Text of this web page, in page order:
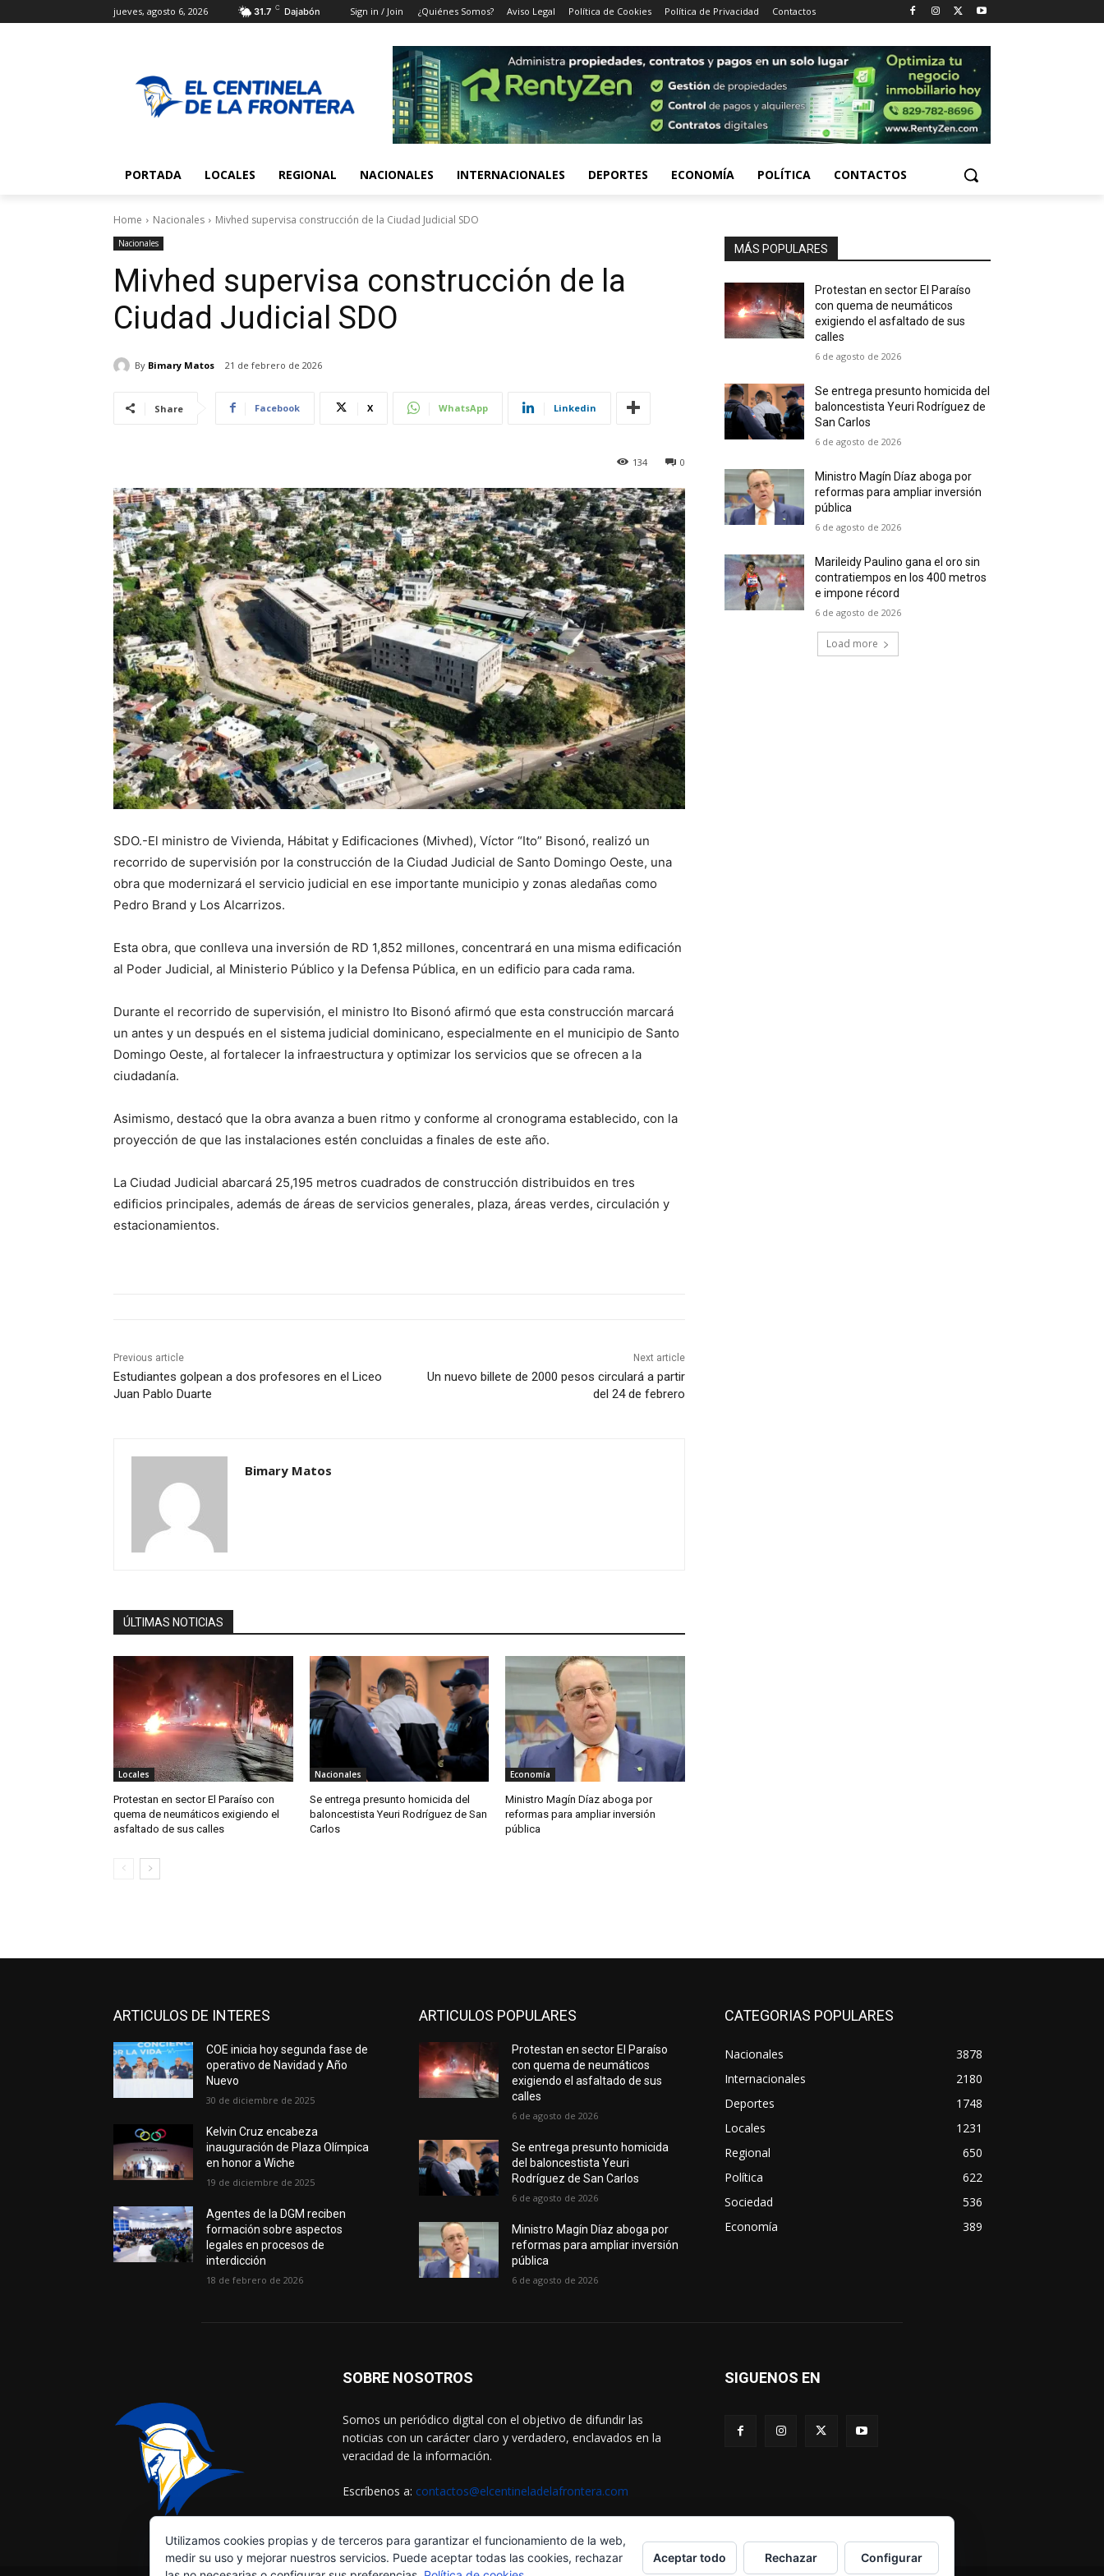
jueves, agosto 6, 2026 31.7 C Dajabón Sign in / Join ¿Quiénes Somos? Aviso Legal Política de Cookies Política de Privacidad Contactos
PORTADA LOCALES REGIONAL NACIONALES INTERNACIONALES DEPORTES ECONOMÍA POLÍTICA CONTACTOS
Home Nacionales Mivhed supervisa construcción de la Ciudad Judicial SDO
Nacionales
Mivhed supervisa construcción de la
Ciudad Judicial SDO
By Bimary Matos 21 de febrero de 2026
Share Facebook X WhatsApp Linkedin
0
134
SDO.-El ministro de Vivienda, Hábitat y Edificaciones (Mivhed), Víctor “Ito” Bisonó, realizó un
recorrido de supervisión por la construcción de la Ciudad Judicial de Santo Domingo Oeste, una
obra que modernizará el servicio judicial en ese importante municipio y zonas aledañas como
Pedro Brand y Los Alcarrizos.
Esta obra, que conlleva una inversión de RD 1,852 millones, concentrará en una misma edificación
al Poder Judicial, al Ministerio Público y la Defensa Pública, en un edificio para cada rama.
Durante el recorrido de supervisión, el ministro Ito Bisonó afirmó que esta construcción marcará
un antes y un después en el sistema judicial dominicano, especialmente en el municipio de Santo
Domingo Oeste, al fortalecer la infraestructura y optimizar los servicios que se ofrecen a la
ciudadanía.
Asimismo, destacó que la obra avanza a buen ritmo y conforme al cronograma establecido, con la
proyección de que las instalaciones estén concluidas a finales de este año.
La Ciudad Judicial abarcará 25,195 metros cuadrados de construcción distribuidos en tres
edificios principales, además de áreas de servicios generales, plaza, áreas verdes, circulación y
estacionamientos.
Previous article
Estudiantes golpean a dos profesores en el Liceo
Juan Pablo Duarte
Next article
Un nuevo billete de 2000 pesos circulará a partir
del 24 de febrero
Bimary Matos
ÚLTIMAS NOTICIAS
Locales
Protestan en sector El Paraíso con
quema de neumáticos exigiendo el
asfaltado de sus calles
Nacionales
Se entrega presunto homicida del
baloncestista Yeuri Rodríguez de San
Carlos
Economía
Ministro Magín Díaz aboga por
reformas para ampliar inversión
pública
MÁS POPULARES
Protestan en sector El Paraíso
con quema de neumáticos
exigiendo el asfaltado de sus
calles
6 de agosto de 2026
Se entrega presunto homicida del
baloncestista Yeuri Rodríguez de
San Carlos
6 de agosto de 2026
Ministro Magín Díaz aboga por
reformas para ampliar inversión
pública
6 de agosto de 2026
Marileidy Paulino gana el oro sin
contratiempos en los 400 metros
e impone récord
6 de agosto de 2026
Load more
ARTICULOS DE INTERES
COE inicia hoy segunda fase de
operativo de Navidad y Año
Nuevo
30 de diciembre de 2025
Kelvin Cruz encabeza
inauguración de Plaza Olímpica
en honor a Wiche
19 de diciembre de 2025
Agentes de la DGM reciben
formación sobre aspectos
legales en procesos de
interdicción
18 de febrero de 2026
ARTICULOS POPULARES
Protestan en sector El Paraíso
con quema de neumáticos
exigiendo el asfaltado de sus
calles
6 de agosto de 2026
Se entrega presunto homicida
del baloncestista Yeuri
Rodríguez de San Carlos
6 de agosto de 2026
Ministro Magín Díaz aboga por
reformas para ampliar inversión
pública
6 de agosto de 2026
CATEGORIAS POPULARES
Nacionales
3878
Internacionales
2180
Deportes
1748
Locales
1231
Regional
650
Política
622
Sociedad
536
Economía
389
SOBRE NOSOTROS
Somos un periódico digital con el objetivo de difundir las
noticias con un carácter claro y verdadero, enclavados en la
veracidad de la información.
Escríbenos a: contactos@elcentineladelafrontera.com
SIGUENOS EN
Utilizamos cookies propias y de terceros para garantizar el funcionamiento de la web,
medir su uso y mejorar nuestros servicios. Puede aceptar todas las cookies, rechazar
Aceptar todo Rechazar Configurar